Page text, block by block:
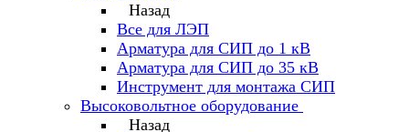
Назад
Все для ЛЭП
Арматура для СИП до 1 кВ
Арматура для СИП до 35 кВ
Инструмент для монтажа СИП
Высоковольтное оборудование
Назад